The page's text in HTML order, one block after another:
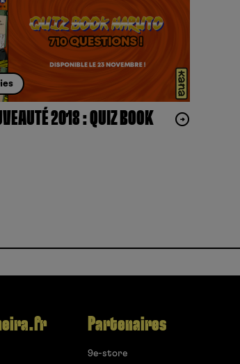
2018 : QUIZ BOOK
Partenaires
9e-store